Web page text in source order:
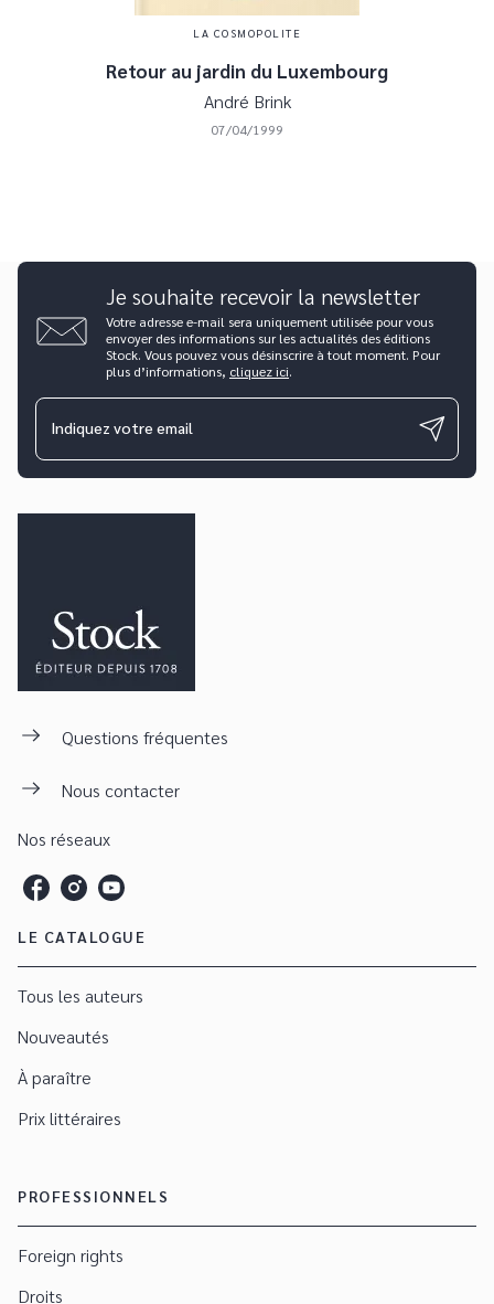
LA COSMOPOLITE
Retour au jardin du Luxembourg
André Brink
07/04/1999
Je souhaite recevoir la newsletter
Votre adresse e-mail sera uniquement utilisée pour vous
envoyer des informations sur les actualités des éditions
Stock. Vous pouvez vous désinscrire à tout moment. Pour
plus d’informations, cliquez ici.
Indiquez votre email
Questions fréquentes
Nous contacter
Nos réseaux
LE CATALOGUE
Tous les auteurs
Nouveautés
À paraître
Prix littéraires
PROFESSIONNELS
Foreign rights
Droits